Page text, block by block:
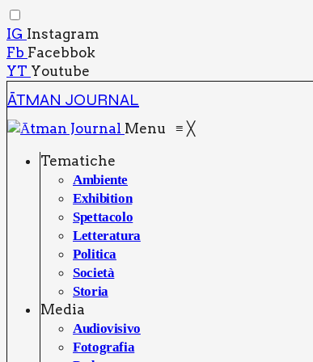
IG Instagram
Fb Facebbok
YT Youtube
ĀTMAN JOURNAL
Menu ≡ ╳
Tema­ti­che
Ambien­te
Exhi­bi­tion
Spet­ta­co­lo
Let­te­ra­tu­ra
Poli­ti­ca
Socie­tà
Sto­ria
Media
Audio­vi­si­vo
Foto­gra­fia